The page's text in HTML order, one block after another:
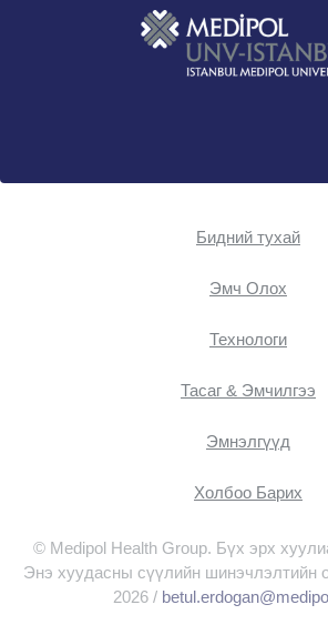
Бидний тухай
Эмч Oлох
Технологи
Тасаг & Эмчилгээ
Эмнэлгүүд
Холбоо Барих
© Medipol Health Group. Бүх эрх
Энэ хуудасны сүүлийн шинэчлэлтийн
2026 /